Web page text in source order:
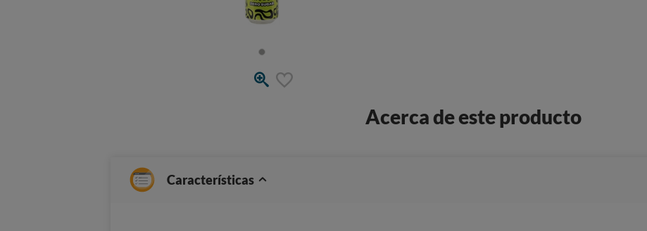
Acerca de este producto
Características